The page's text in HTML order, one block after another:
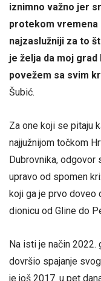
iznimno važno jer
protekom vremena
najzaslužniji za to
je želja da moj
povežem sa svim
Šubić.
Za one koji se pitaju
najjužnijom točkom
Dubrovnika, odgovor
upravo od spomen
koji ga je prvo doveo
dionicu od Gline do
Na isti je način 2022.
dovršio spajanje
je još 2017. u pet